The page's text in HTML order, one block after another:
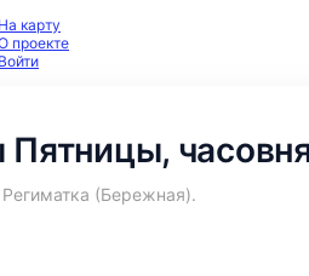
На карту
проекте
Войти
Пятницы,
(Бережная).